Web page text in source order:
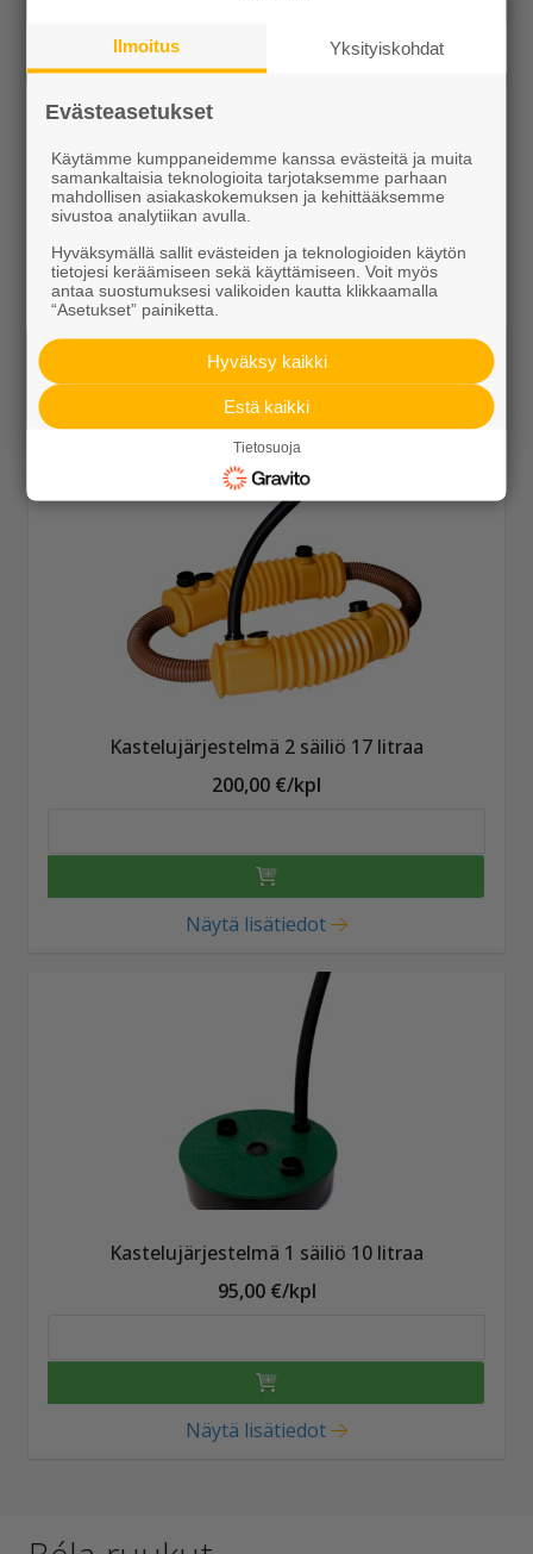
Napoli 820/490x600 harmaa
705,00 €/kpl
Näytä lisätiedot
Kastelujärjestelmä 2 säiliö 17 litraa
200,00 €/kpl
Näytä lisätiedot
Kastelujärjestelmä 1 säiliö 10 litraa
95,00 €/kpl
Näytä lisätiedot
Ilmoitus Yksityiskohdat
Evästeasetukset
Käytämme kumppaneidemme kanssa evästeitä ja muita
samankaltaisia teknologioita tarjotaksemme parhaan
mahdollisen asiakaskokemuksen ja kehittääksemme
sivustoa analytiikan avulla.
Hyväksymällä sallit evästeiden ja teknologioiden käytön
tietojesi keräämiseen sekä käyttämiseen. Voit myös
antaa suostumuksesi valikoiden kautta klikkaamalla
“Asetukset” painiketta.
Hyväksy kaikki
Estä kaikki
Tietosuoja